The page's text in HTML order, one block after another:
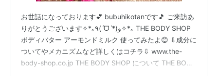
お世話になっております💕 bubuhikotanです🎵 ご来訪あ
りがとうございます✧*｡٩(ˊᗜˋ*)و✧*｡ THE BODY SHOP
ボディバター アーモンドミルク 使ってみたよ😊 ⇩成分に
ついてやメカニズムなど詳しくはコチラ⇩ www.the-
body-shop.co.jp THE BODY SHOP について THE BODY